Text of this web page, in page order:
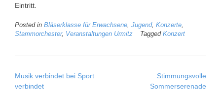
Eintritt.
Posted in Bläserklasse für Erwachsene, Jugend, Konzerte,
Stammorchester, Veranstaltungen Urmitz Tagged Konzert
Post
navigation
Musik verbindet bei Sport
verbindet
Stimmungsvolle
Sommerserenade